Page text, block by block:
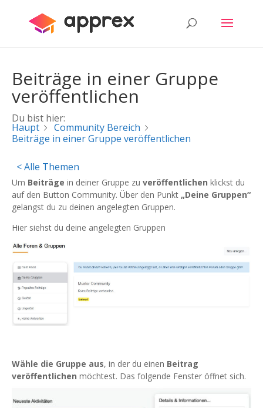
Beiträge in einer Gruppe
veröffentlichen
Du bist hier:
Haupt
Community Bereich
Beiträge in einer Gruppe veröffentlichen
< Alle Themen
Um Beiträge in deiner Gruppe zu veröffentlichen klickst du
auf den Button Community. Über den Punkt „Deine Gruppen“
gelangst du zu deinen angelegten Gruppen.
Hier siehst du deine angelegten Gruppen
Wähle die Gruppe aus, in der du einen Beitrag
veröffentlichen möchtest. Das folgende Fenster öffnet sich.